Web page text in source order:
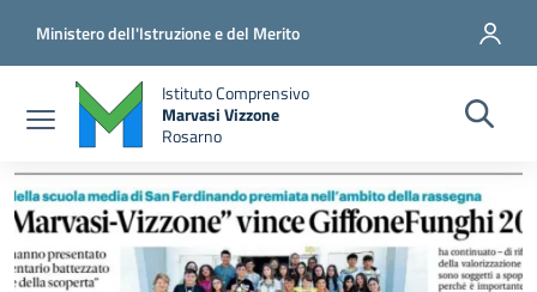
Ministero dell'Istruzione e del Merito
Istituto Comprensivo
Marvasi Vizzone
Rosarno